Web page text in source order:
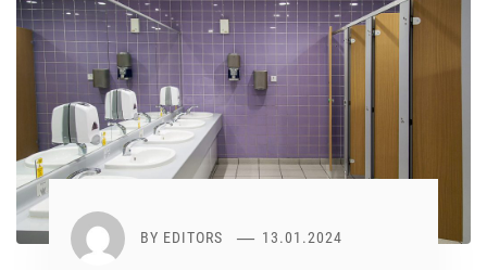
BY EDITORS 13.01.2024